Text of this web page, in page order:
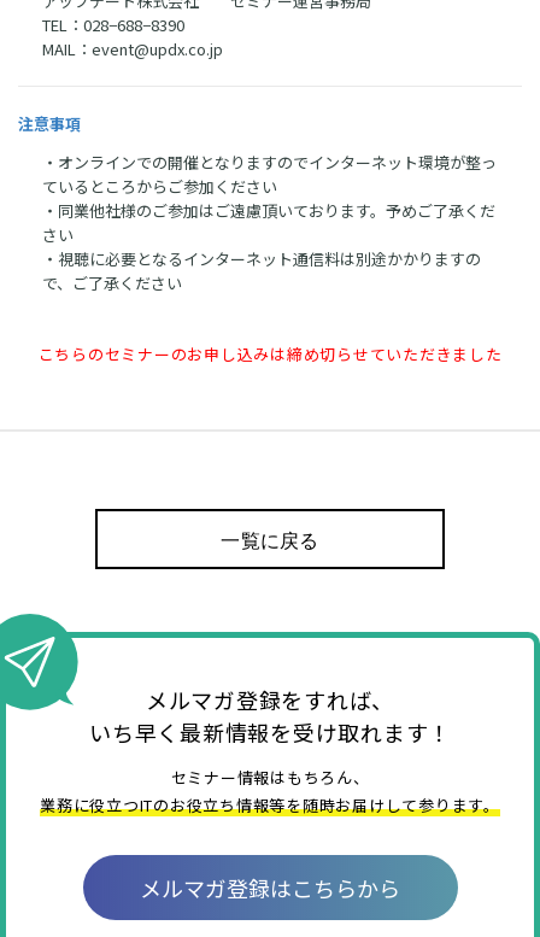
TEL：028−688−8390
MAIL：event@updx.co.jp
注意事項
・オンラインでの開催となりますのでインターネット環境が整っ
ているところからご参加ください
・同業他社様のご参加はご遠慮頂いております。予めご了承くだ
さい
・視聴に必要となるインターネット通信料は別途かかりますの
で、ご了承ください
こちらのセミナーのお申し込みは締め切らせていただきました
一覧に戻る
メルマガ登録をすれば、
いち早く最新情報を受け取れます！
セミナー情報はもちろん、
業務に役立つITのお役立ち情報等を随時お届けして参ります。
メルマガ登録はこちらから